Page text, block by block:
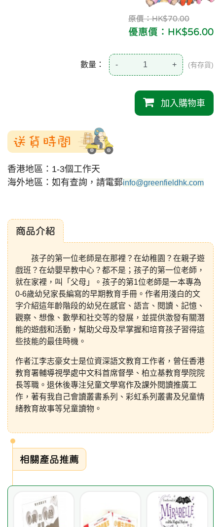
原價：HK$70.00
優惠價：HK$56.00
數量： - + (有存貨)
加入購物車
送貨時間
香港地區：1-3個工作天
海外地區：如有查詢，請電郵info@greenfieldhk.com
商品介紹
孩子的第一位老師是在那裡？在幼稚園？在親子遊
戲班？在幼嬰早教中心？都不是；孩子的第一位老師，
就在家裡，叫「父母」。孩子的第1位老師是一本專為
0-6歲幼兒家長編寫的早期教育手冊。作者用淺白的文
字介紹這年齡階段的幼兒在感官、語言、閱讀、記憶、
觀察、想像、數學和社交等的發展，並提供激發有關潛
能的遊戲和活動，幫助父母及早掌握和培育孩子習得這
些技能的最佳時機。
作者江李志豪女士是位資深語文教育工作者，曾任香港
教育署輔導視學處中文科首席督學、柏立基教育學院院
長等職。退休後專注兒童文學寫作及課外閱讀推廣工
作，著有我自己會讀叢書系列、彩虹系列叢書及兒童情
緒教育故事等兒童讀物。
相關產品推薦